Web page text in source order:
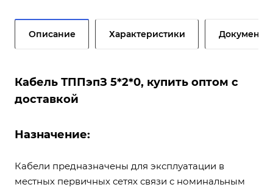
Описание Характеристики Документы
Кабель ТППэпЗ 5*2*0, купить оптом с
доставкой
Назначение:
Кабели предназначены для эксплуатации в
местных первичных сетях связи с номинальным